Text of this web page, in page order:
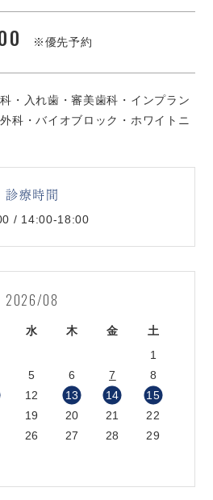
※優先予約
・入れ歯・審美歯科・インプラン
科・バイオブロック・ホワイトニ
診療時間
/ 14:00-18:00
2026/08
水 木 金
土
1
5 6 7
8
12 13 14
15
19 20 21
22
26 27 28
29